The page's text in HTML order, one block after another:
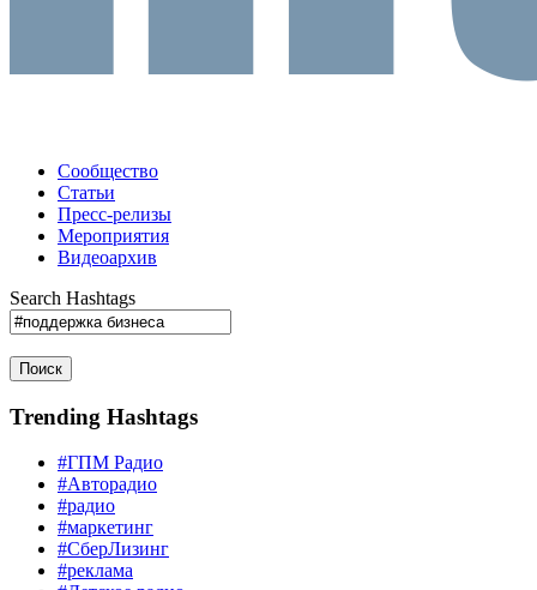
Сообщество
Статьи
Пресс-релизы
Мероприятия
Видеоархив
Search Hashtags
Поиск
Trending Hashtags
#ГПМ Радио
#Авторадио
#радио
#маркетинг
#СберЛизинг
#реклама